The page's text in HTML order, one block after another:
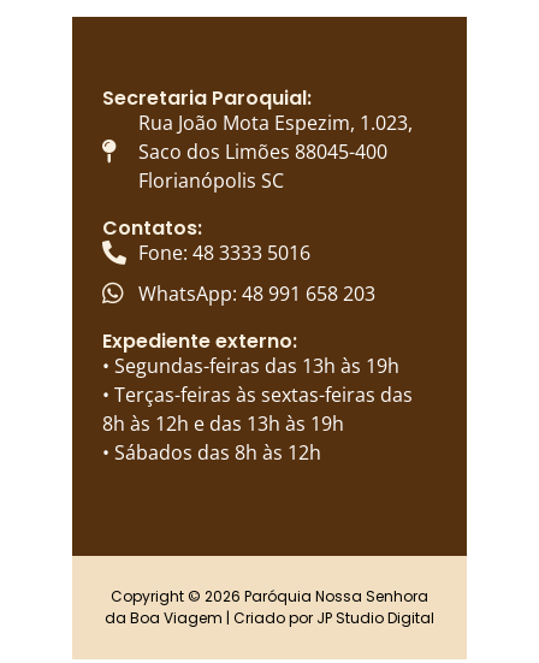
Secretaria Paroquial:
Rua João Mota Espezim, 1.023,
Saco dos Limões 88045-400
Florianópolis SC
Contatos:
Fone: 48 3333 5016
WhatsApp: 48 991 658 203
Expediente externo:
• Segundas-feiras das 13h às 19h
• Terças-feiras às sextas-feiras das
8h às 12h e das 13h às 19h
• Sábados das 8h às 12h
Copyright © 2026 Paróquia Nossa Senhora
da Boa Viagem | Criado por JP Studio Digital